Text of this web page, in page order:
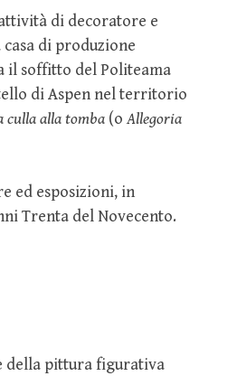
di decoratore e
di produzione
il soffitto del Politeama
di Aspen nel territorio
culla alla tomba (oAllegoria
ed esposizioni, in
Trenta del Novecento.
della pittura figurativa